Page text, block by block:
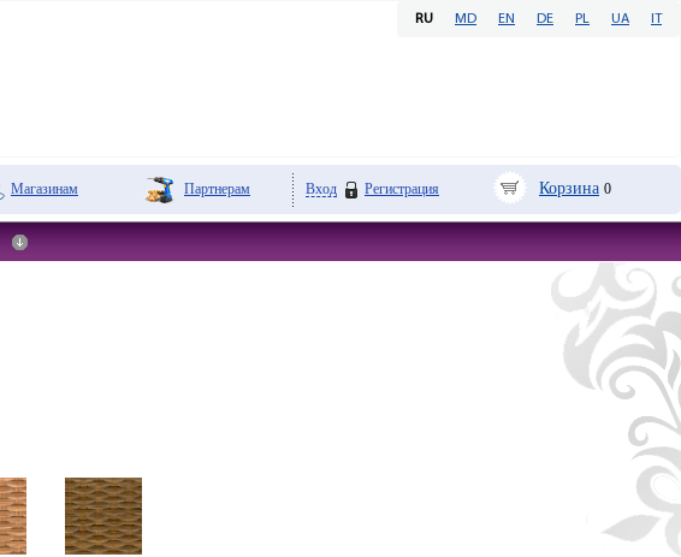
RU MD EN DE PL UA IT
Магазинам Партнерам Вход Регистрация Корзина 0